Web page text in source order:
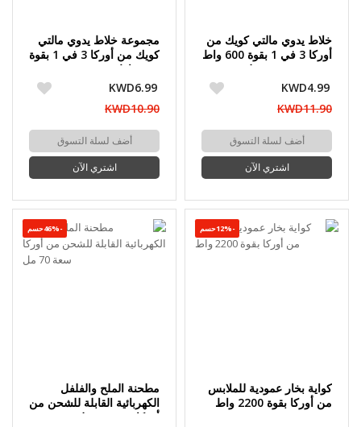
خلاط يدوي مالتي كويك من
أوركا 3 في 1 بقوة 600 واط
KWD4.99
KWD11.90
أضف لسلة التسوق
اشتري الآن
مجموعة خلاط يدوي مالتي
كويك من أوركا 3 في 1 بقوة
KWD6.99
KWD10.90
أضف لسلة التسوق
اشتري الآن
-12%حسم
كواية بخار عمودية للملابس
من أوركا بقوة 2200 واط
-46%حسم
مطحنة الملح والفلفل
الكهربائية القابلة للشحن من
أوركا سعة 70 مل